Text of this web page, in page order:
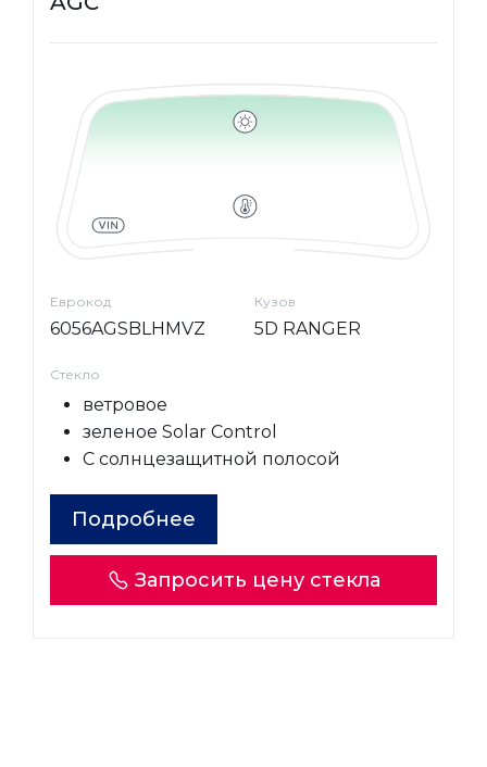
Еврокод
6056AGSBLHMVZ
Кузов
5D RANGER
Стекло
ветровое
зеленое Solar Control
С солнцезащитной полосой
Подробнее
Запросить цену стекла